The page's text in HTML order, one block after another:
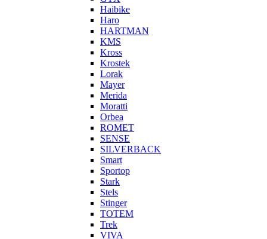
Haibike
Haro
HARTMAN
KMS
Kross
Krostek
Lorak
Mayer
Merida
Moratti
Orbea
ROMET
SENSE
SILVERBACK
Smart
Sportop
Stark
Stels
Stinger
TOTEM
Trek
VIVA